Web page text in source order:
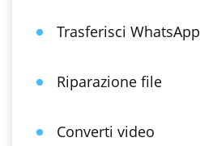
Trasferisci WhatsApp
Riparazione file
Converti video